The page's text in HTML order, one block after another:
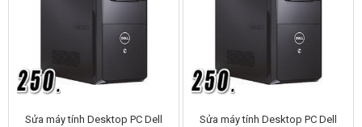
Sửa máy tính Desktop PC Dell
Sửa máy tính Desktop PC Dell